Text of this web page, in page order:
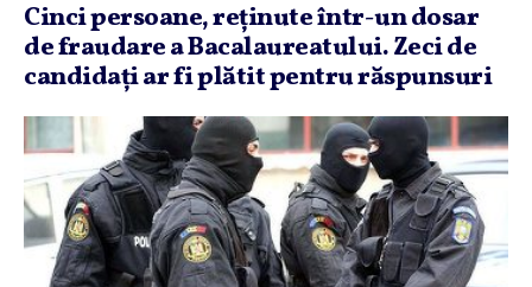
Cinci persoane, reţinute într-un dosar
de fraudare a Bacalaureatului. Zeci de
candidaţi ar fi plătit pentru răspunsuri